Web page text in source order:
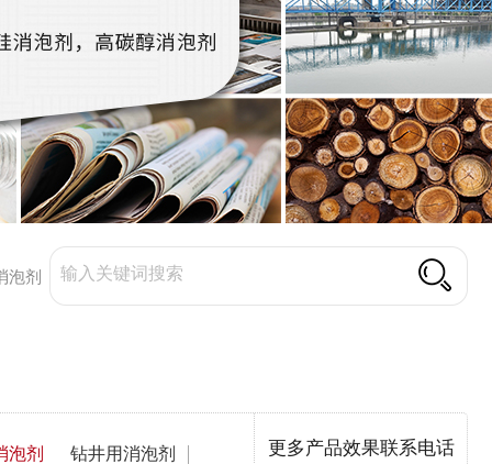
泡剂
泡剂 钻井用消泡剂 更多产品效果联系电话